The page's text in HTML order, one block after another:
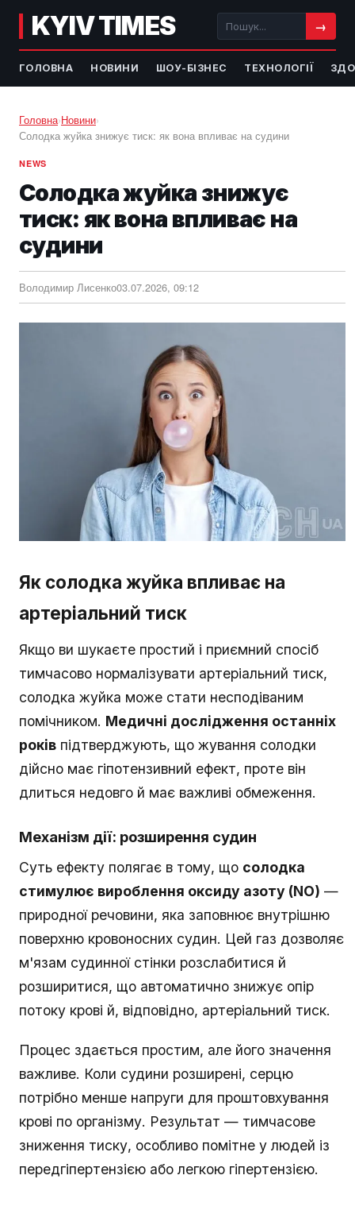
KYIV TIMES →
ГОЛОВНА НОВИНИ ШОУ-БІЗНЕС ТЕХНОЛОГІЇ
Головна›Новини›
Солодка жуйка знижує тиск: як вона впливає на судини
NEWS
Солодка жуйка знижує
тиск: як вона впливає на
судини
Володимир Лисенко03.07.2026, 09:12
Як солодка жуйка впливає на
артеріальний тиск
Якщо ви шукаєте простий і приємний спосіб
тимчасово нормалізувати артеріальний тиск,
солодка жуйка може стати несподіваним
помічником. Медичні дослідження останніх
років підтверджують, що жування солодки
дійсно має гіпотензивний ефект, проте він
длиться недовго й має важливі обмеження.
Механізм дії: розширення судин
Суть ефекту полягає в тому, що солодка
стимулює вироблення оксиду азоту (NO) —
природної речовини, яка заповнює внутрішню
поверхню кровоносних судин. Цей газ дозволяє
м'язам судинної стінки розслабитися й
розширитися, що автоматично знижує опір
потоку крові й, відповідно, артеріальний тиск.
Процес здається простим, але його значення
важливе. Коли судини розширені, серцю
потрібно менше напруги для проштовхування
крові по організму. Результат — тимчасове
зниження тиску, особливо помітне у людей із
передгіпертензією або легкою гіпертензією.